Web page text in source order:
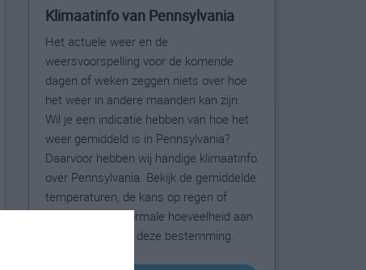
Klimaatinfo van Pennsylvania
Het actuele weer en de
weersvoorspelling voor de komende
dagen of weken zeggen niets over hoe
het weer in andere maanden kan zijn.
Wil je een indicatie hebben van hoe het
weer gemiddeld is in Pennsylvania?
Daarvoor hebben wij handige klimaatinfo
over Pennsylvania. Bekijk de gemiddelde
temperaturen, de kans op regen of
sneeuw en de normale hoeveelheid aan
zonneschijn voor deze bestemming.